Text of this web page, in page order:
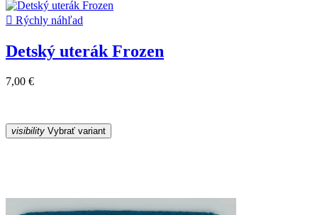
 Rýchly náhľad
Detský uterák Frozen
7,00 €
visibility Vybrať variant